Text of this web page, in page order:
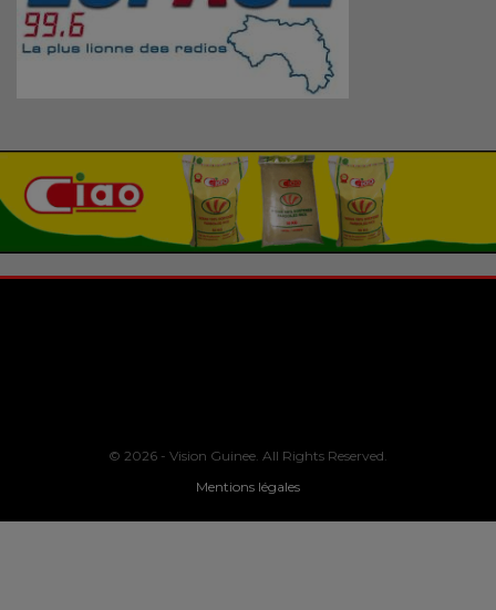
© 2026 - Vision Guinee. All Rights Reserved.
Mentions légales